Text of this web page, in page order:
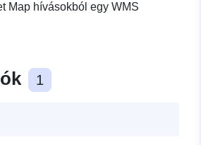
Map hívásokból egy WMS
1